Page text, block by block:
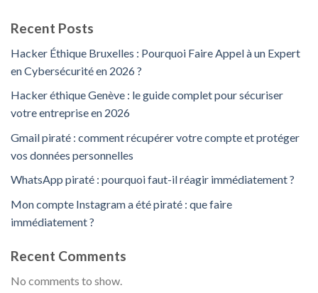
Recent Posts
Hacker Éthique Bruxelles : Pourquoi Faire Appel à un Expert
en Cybersécurité en 2026 ?
Hacker éthique Genève : le guide complet pour sécuriser
votre entreprise en 2026
Gmail piraté : comment récupérer votre compte et protéger
vos données personnelles
WhatsApp piraté : pourquoi faut-il réagir immédiatement ?
Mon compte Instagram a été piraté : que faire
immédiatement ?
Recent Comments
No comments to show.